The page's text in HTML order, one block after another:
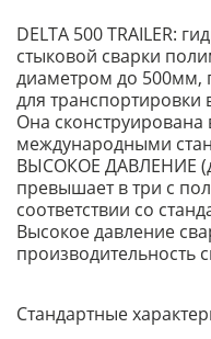
DELTA 500 TRAILER:
стыковой сварки
диаметром до 500мм,
для транспортировки
Она сконструирована
международными
ВЫСОКОЕ ДАВЛЕНИЕ
превышает в три с
соответствии со
Высокое давление
производительность
Стандартные